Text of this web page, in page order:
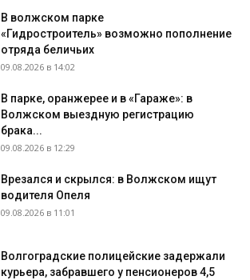
В волжском парке
«Гидростроитель» возможно пополнение
отряда беличьих
09.08.2026 в 14:02
В парке, оранжерее и в «Гараже»: в
Волжском выездную регистрацию
брака...
09.08.2026 в 12:29
Врезался и скрылся: в Волжском ищут
водителя Опеля
09.08.2026 в 11:01
Волгоградские полицейские задержали
курьера, забравшего у пенсионеров 4,5